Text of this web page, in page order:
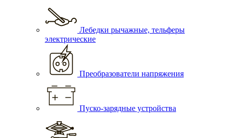
Лебедки рычажные, тельферы
электрические
Преобразователи напряжения
Пуско-зарядные устройства